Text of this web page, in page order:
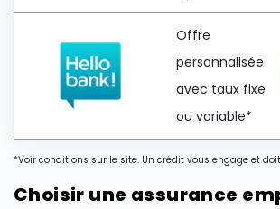
Offre
personnalisée
avec taux fixe
ou variable*
*Voir conditions sur le site. Un crédit vous engage et
Choisir une assurance